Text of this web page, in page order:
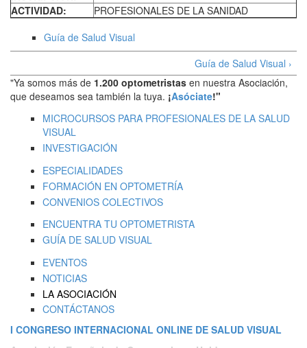
ACTIVIDAD:
PROFESIONALES DE LA SANIDAD
Guía de Salud Visual
Guía de Salud Visual ›
"Ya somos más de 1.200 optometristas en nuestra Asociación,
que deseamos sea también la tuya. ¡Asóciate!"
MICROCURSOS PARA PROFESIONALES DE LA SALUD
VISUAL
INVESTIGACIÓN
ESPECIALIDADES
FORMACIÓN EN OPTOMETRÍA
CONVENIOS COLECTIVOS
ENCUENTRA TU OPTOMETRISTA
GUÍA DE SALUD VISUAL
EVENTOS
NOTICIAS
LA ASOCIACIÓN
CONTÁCTANOS
I CONGRESO INTERNACIONAL ONLINE DE SALUD VISUAL